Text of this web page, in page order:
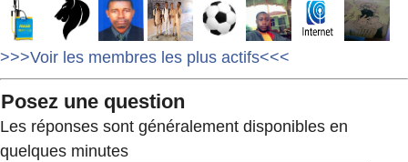
>>>Voir les membres les plus actifs<<<
Posez une question
Les réponses sont généralement disponibles en
quelques minutes